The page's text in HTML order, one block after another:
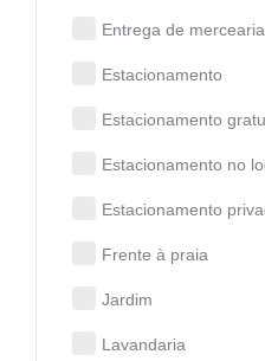
Entrega de
Estacionamento
Estacionamento
Estacionamento no
Estacionamento
Frente à praia
Jardim
Lavandaria